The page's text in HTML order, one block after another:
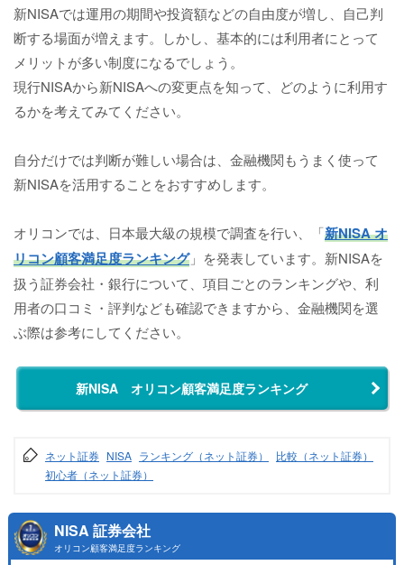
新NISAでは運用の期間や投資額などの自由度が増し、自己判
断する場面が増えます。しかし、基本的には利用者にとって
メリットが多い制度になるでしょう。
現行NISAから新NISAへの変更点を知って、どのように利用す
るかを考えてみてください。
自分だけでは判断が難しい場合は、金融機関もうまく使って
新NISAを活用することをおすすめします。
オリコンでは、日本最大級の規模で調査を行い、「新NISA オ
リコン顧客満足度ランキング」を発表しています。新NISAを
扱う証券会社・銀行について、項目ごとのランキングや、利
用者の口コミ・評判なども確認できますから、金融機関を選
ぶ際は参考にしてください。
新NISA オリコン顧客満足度ランキング
ネット証券 NISA ランキング（ネット証券）
比較（ネット証券）
初心者（ネット証券）
NISA 証券会社
オリコン顧客満足度ランキング